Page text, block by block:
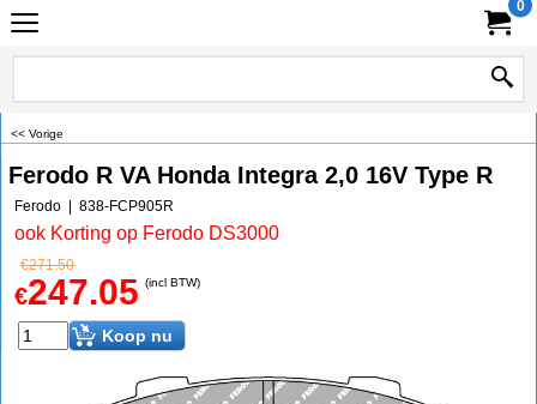
0
<< Vorige
Ferodo R VA Honda Integra 2,0 16V Type R
Ferodo 838-FCP905R
ook Korting op Ferodo DS3000
€271.50
€247.05 (incl BTW)
Koop nu